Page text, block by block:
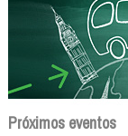
Próximos eventos